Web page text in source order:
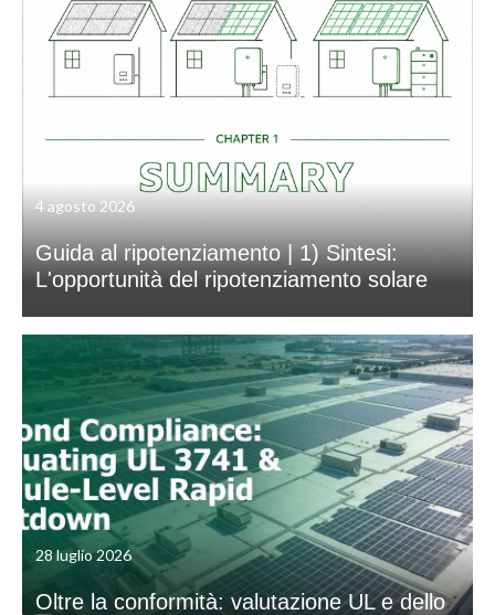
4 agosto 2026
Guida al ripotenziamento | 1) Sintesi:
L'opportunità del ripotenziamento solare
28 luglio 2026
Oltre la conformità: valutazione UL e dello